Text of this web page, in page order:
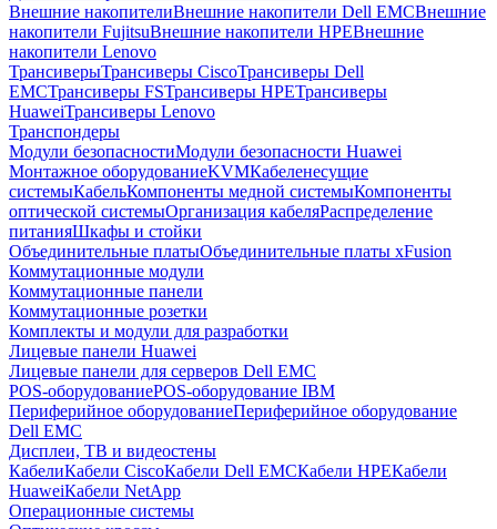
Внешние накопителиВнешние накопители Dell EMCВнешние
накопители FujitsuВнешние накопители HPEВнешние
накопители Lenovo
ТрансиверыТрансиверы CiscoТрансиверы Dell
EMCТрансиверы FSТрансиверы HPEТрансиверы
HuaweiТрансиверы Lenovo
Транспондеры
Модули безопасностиМодули безопасности Huawei
Монтажное оборудованиеKVMКабеленесущие
системыКабельКомпоненты медной системыКомпоненты
оптической системыОрганизация кабеляРаспределение
питанияШкафы и стойки
Объединительные платыОбъединительные платы xFusion
Коммутационные модули
Коммутационные панели
Коммутационные розетки
Комплекты и модули для разработки
Лицевые панели Huawei
Лицевые панели для серверов Dell EMC
POS-оборудованиеPOS-оборудование IBM
Периферийное оборудованиеПериферийное оборудование
Dell EMC
Дисплеи, ТВ и видеостены
КабелиКабели CiscoКабели Dell EMCКабели HPEКабели
HuaweiКабели NetApp
Операционные системы